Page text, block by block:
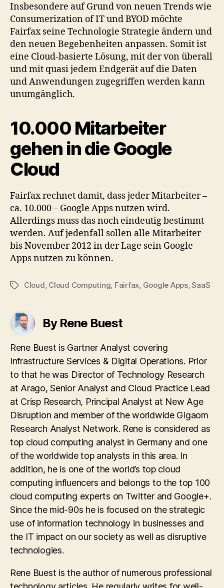
Insbesondere auf Grund von neuen Trends wie
Consumerization of IT und BYOD möchte
Fairfax seine Technologie Strategie ändern und
den neuen Begebenheiten anpassen. Somit ist
eine Cloud-basierte Lösung, mit der von überall
und mit quasi jedem Endgerät auf die Daten
und Anwendungen zugegriffen werden kann
unumgänglich.
10.000 Mitarbeiter
gehen in die Google
Cloud
Fairfax rechnet damit, dass jeder Mitarbeiter –
ca. 10.000 – Google Apps nutzen wird.
Allerdings muss das noch eindeutig bestimmt
werden. Auf jedenfall sollen alle Mitarbeiter
bis November 2012 in der Lage sein Google
Apps nutzen zu können.
TagsCloud Cloud Computing Fairfax Google Apps,SaaS
By Rene Buest
Rene Buest is Gartner Analyst covering
Infrastructure Services & Digital Operations. Prior
to that he was Director of Technology Research
at Arago, Senior Analyst and Cloud Practice Lead
at Crisp Research, Principal Analyst at New Age
Disruption and member of the worldwide Gigaom
Research Analyst Network. Rene is considered as
top cloud computing analyst in Germany and one
of the worldwide top analysts in this area. In
addition, he is one of the world’s top cloud
computing influencers and belongs to the top 100
cloud computing experts on Twitter and Google+.
Since the mid-90s he is focused on the strategic
use of information technology in businesses and
the IT impact on our society as well as disruptive
technologies.
Rene Buest is the author of numerous professional